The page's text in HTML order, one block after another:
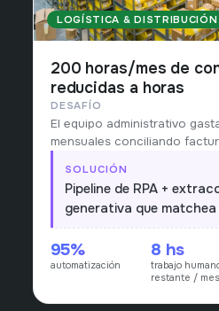
LOGÍSTICA & DISTRIBUCIÓN
200 horas/mes de
reducidas a horas
DESAFÍO
El equipo administrativo
mensuales conciliando
SOLUCIÓN
Pipeline de RPA +
generativa que
automáticamente y
los casos ambiguos.
95%
automatización
8 hs
trabajo
restante / mes